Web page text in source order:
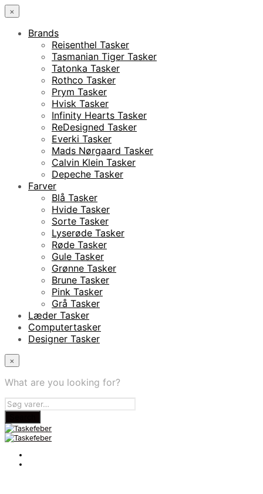
×
Brands
Reisenthel Tasker
Tasmanian Tiger Tasker
Tatonka Tasker
Rothco Tasker
Prym Tasker
Hvisk Tasker
Infinity Hearts Tasker
ReDesigned Tasker
Everki Tasker
Mads Nørgaard Tasker
Calvin Klein Tasker
Depeche Tasker
Farver
Blå Tasker
Hvide Tasker
Sorte Tasker
Lyserøde Tasker
Røde Tasker
Gule Tasker
Grønne Tasker
Brune Tasker
Pink Tasker
Grå Tasker
Læder Tasker
Computertasker
Designer Tasker
×
What are you looking for?